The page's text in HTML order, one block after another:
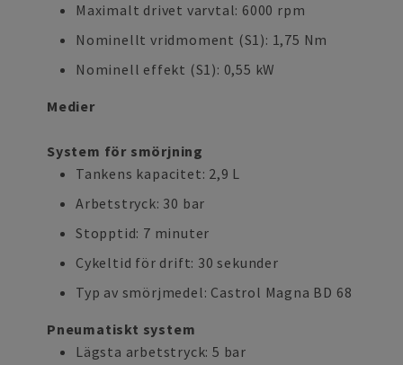
Maximalt drivet varvtal: 6000 rpm
Nominellt vridmoment (S1): 1,75 Nm
Nominell effekt (S1): 0,55 kW
Medier
System för smörjning
Tankens kapacitet: 2,9 L
Arbetstryck: 30 bar
Stopptid: 7 minuter
Cykeltid för drift: 30 sekunder
Typ av smörjmedel: Castrol Magna BD 68
Pneumatiskt system
Lägsta arbetstryck: 5 bar